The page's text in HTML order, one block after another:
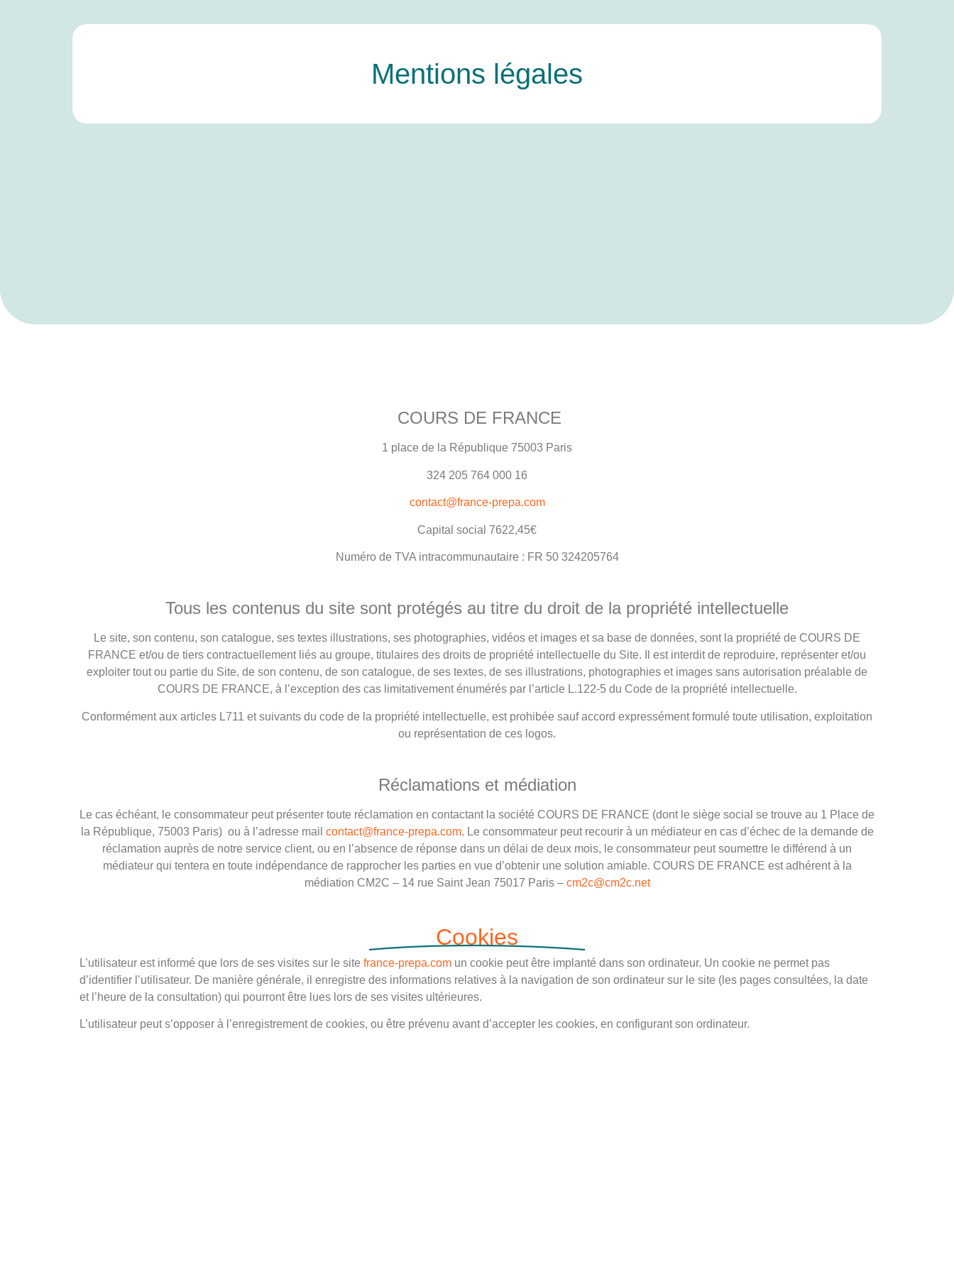
Mentions légales
COURS DE FRANCE
1 place de la République 75003 Paris
324 205 764 000 16
contact@france-prepa.com
Capital social 7622,45€
Numéro de TVA intracommunautaire : FR 50 324205764
Tous les contenus du site sont protégés au titre du droit de la propriété intellectuelle
Le site, son contenu, son catalogue, ses textes illustrations, ses photographies, vidéos et images et sa base de données, sont la propriété de COURS DE
FRANCE et/ou de tiers contractuellement liés au groupe, titulaires des droits de propriété intellectuelle du Site. Il est interdit de reproduire, représenter et/ou
exploiter tout ou partie du Site, de son contenu, de son catalogue, de ses textes, de ses illustrations, photographies et images sans autorisation préalable de
COURS DE FRANCE, à l’exception des cas limitativement énumérés par l’article L.122-5 du Code de la propriété intellectuelle.
Conformément aux articles L711 et suivants du code de la propriété intellectuelle, est prohibée sauf accord expressément formulé toute utilisation, exploitation
ou représentation de ces logos.
Réclamations et médiation
Le cas échéant, le consommateur peut présenter toute réclamation en contactant la société COURS DE FRANCE (dont le siège social se trouve au 1 Place de
la République, 75003 Paris) ou à l’adresse mail contact@france-prepa.com. Le consommateur peut recourir à un médiateur en cas d’échec de la demande de
réclamation auprès de notre service client, ou en l’absence de réponse dans un délai de deux mois, le consommateur peut soumettre le différend à un
médiateur qui tentera en toute indépendance de rapprocher les parties en vue d’obtenir une solution amiable. COURS DE FRANCE est adhérent à la
médiation CM2C – 14 rue Saint Jean 75017 Paris – cm2c@cm2c.net
Cookies
L’utilisateur est informé que lors de ses visites sur le site france-prepa.com un cookie peut être implanté dans son ordinateur. Un cookie ne permet pas
d’identifier l’utilisateur. De manière générale, il enregistre des informations relatives à la navigation de son ordinateur sur le site (les pages consultées, la date
et l’heure de la consultation) qui pourront être lues lors de ses visites ultérieures.
L’utilisateur peut s’opposer à l’enregistrement de cookies, ou être prévenu avant d’accepter les cookies, en configurant son ordinateur.